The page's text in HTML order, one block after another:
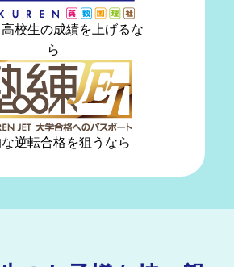
校生の成績を上げるな
ら
逆転合格を狙うなら